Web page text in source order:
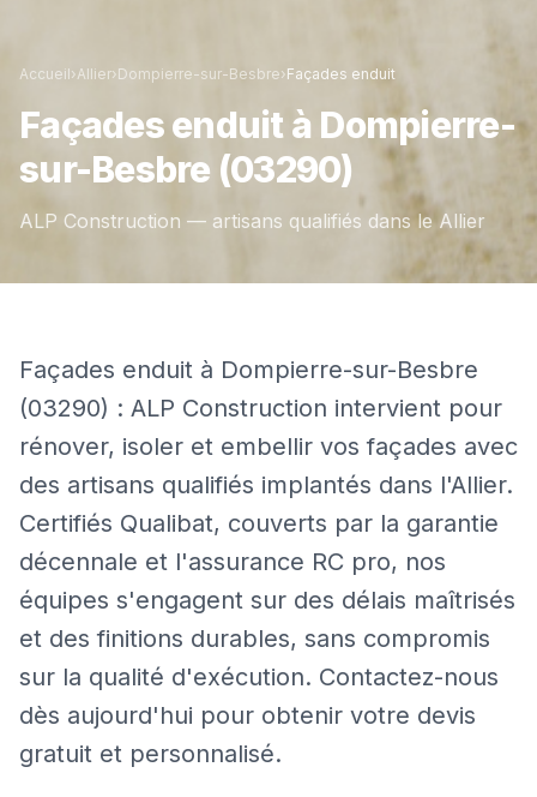
Accueil›Allier›Dompierre-sur-Besbre›Façades enduit
Façades enduit à Dompierre-
sur-Besbre (03290)
ALP Construction — artisans qualifiés dans le Allier
Façades enduit à Dompierre-sur-Besbre
(03290) : ALP Construction intervient pour
rénover, isoler et embellir vos façades avec
des artisans qualifiés implantés dans l'Allier.
Certifiés Qualibat, couverts par la garantie
décennale et l'assurance RC pro, nos
équipes s'engagent sur des délais maîtrisés
et des finitions durables, sans compromis
sur la qualité d'exécution. Contactez-nous
dès aujourd'hui pour obtenir votre devis
gratuit et personnalisé.